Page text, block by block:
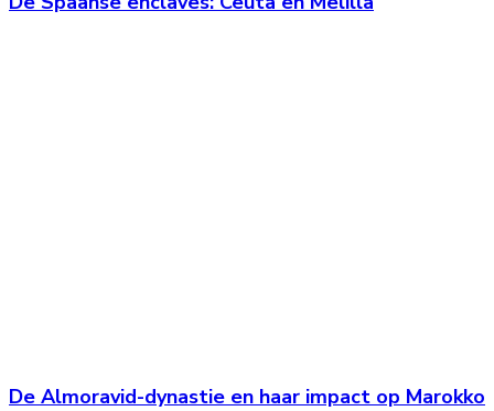
De Almoravid-dynastie en haar impact op Marokko